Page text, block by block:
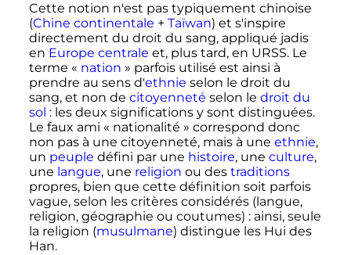
Cette notion n'est pas typiquement chinoise
(Chine continentale + Taïwan) et s'inspire
directement du droit du sang, appliqué jadis
en Europe centrale et, plus tard, en URSS. Le
terme « nation » parfois utilisé est ainsi à
prendre au sens d'ethnie selon le droit du
sang, et non de citoyenneté selon le droit du
sol : les deux significations y sont distinguées.
Le faux ami « nationalité » correspond donc
non pas à une citoyenneté, mais à une ethnie,
un peuple défini par une histoire, une culture,
une langue, une religion ou des traditions
propres, bien que cette définition soit parfois
vague, selon les critères considérés (langue,
religion, géographie ou coutumes) : ainsi, seule
la religion (musulmane) distingue les Hui des
Han.